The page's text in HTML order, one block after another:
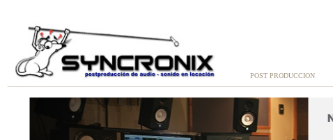
POST PRODUCCION